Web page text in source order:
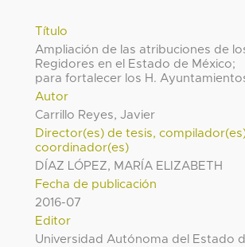
Título
Ampliación de las atribuciones de
Regidores en el Estado de México;
para fortalecer los H.
Autor
Carrillo Reyes, Javier
Director(es) de tesis,
coordinador(es)
DÍAZ LÓPEZ, MARÍA ELIZABETH
Fecha de publicación
2016-07
Editor
Universidad Autónoma del Estado